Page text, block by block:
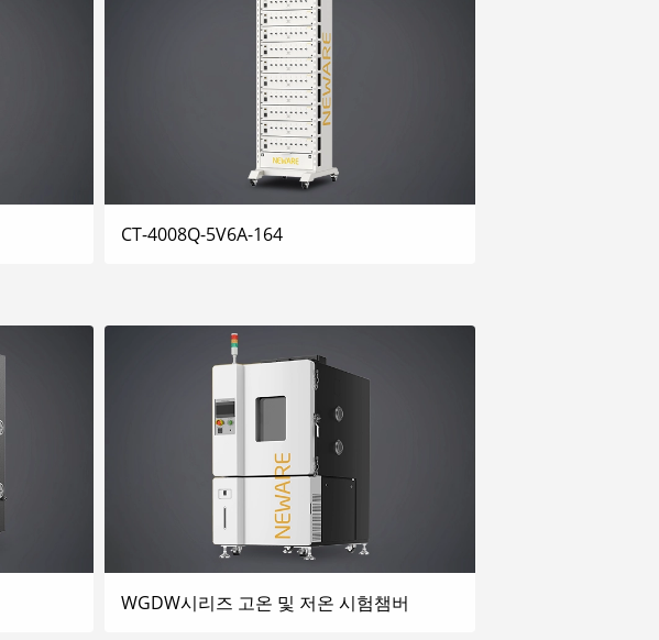
CT-4008Q-5V6A-164
WGDW시리즈 고온 및 저온 시험챔버